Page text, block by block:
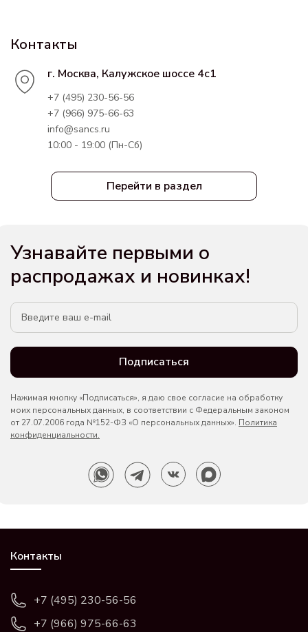
Перейти в раздел
Контакты
г. Москва, Калужское шоссе 4с1
+7 (495) 230-56-56
+7 (966) 975-66-63
info@sancs.ru
10:00 - 19:00 (Пн-Сб)
Узнавайте первыми о
распродажах и новинках!
Подписаться
Нажимая кнопку «Подписаться», я даю свое согласие на обработку
моих персональных данных, в соответствии с Федеральным законом
от 27.07.2006 года №152-ФЗ «О персональных данных». Политика
конфиденциальности.
Контакты
+7 (495) 230-56-56
+7 (966) 975-66-63